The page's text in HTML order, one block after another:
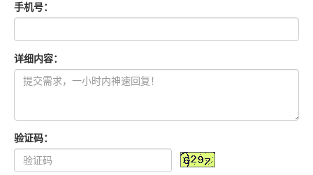
手机号：
详细内容：
验证码：